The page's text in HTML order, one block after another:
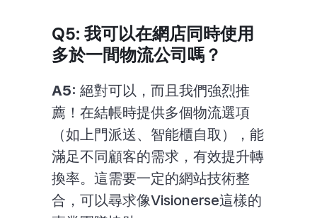
Q5: 我可以在網店同時使用
多於一間物流公司嗎？
A5: 絕對可以，而且我們強烈推
薦！在結帳時提供多個物流選項
（如上門派送、智能櫃自取），能
滿足不同顧客的需求，有效提升轉
換率。這需要一定的網站技術整
合，可以尋求像Visionerse這樣的